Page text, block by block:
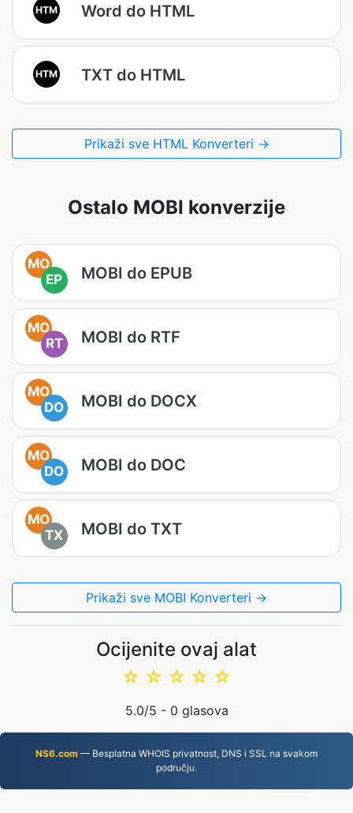
HTM Word do HTML
HTM TXT do HTML
Prikaži sve HTML Konverteri →
Ostalo MOBI konverzije
MO
EP
MOBI do EPUB
MO
RT
MOBI do RTF
MO
DO
MOBI do DOCX
MO
DO
MOBI do DOC
MO
TX
MOBI do TXT
Prikaži sve MOBI Konverteri →
Ocijenite ovaj alat
☆
☆
☆
☆
☆
5.0/5 - 0 glasova
NS6.com — Besplatna WHOIS privatnost, DNS i SSL na svakom
području.